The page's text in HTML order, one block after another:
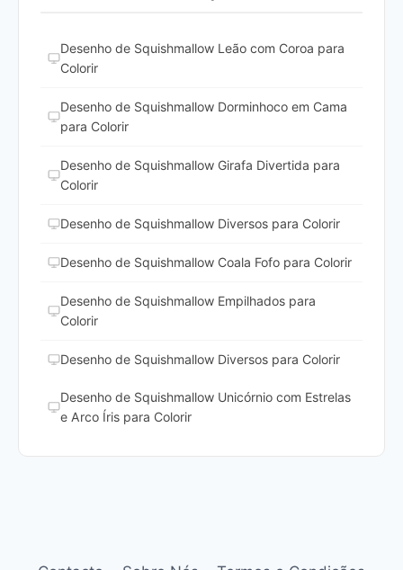
Desenho de Squishmallow Leão com Coroa para
Colorir
Desenho de Squishmallow Dorminhoco em Cama
para Colorir
Desenho de Squishmallow Girafa Divertida para
Colorir
Desenho de Squishmallow Diversos para Colorir
Desenho de Squishmallow Coala Fofo para Colorir
Desenho de Squishmallow Empilhados para
Colorir
Desenho de Squishmallow Diversos para Colorir
Desenho de Squishmallow Unicórnio com Estrelas
e Arco Íris para Colorir